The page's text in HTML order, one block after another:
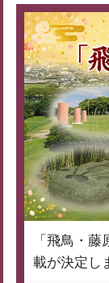
「飛鳥・
載が決定し